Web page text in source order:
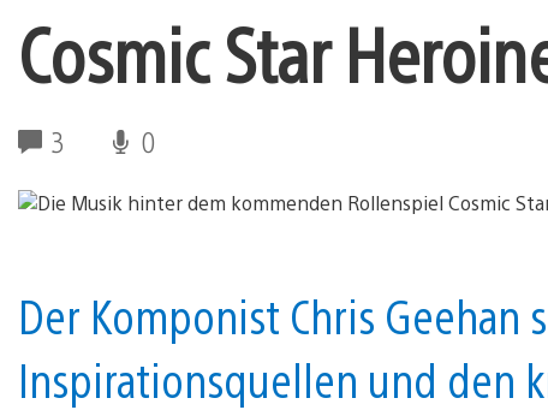
Cosmic Star
3 0
Der Komponist Chris Geehan
Inspirationsquellen und den